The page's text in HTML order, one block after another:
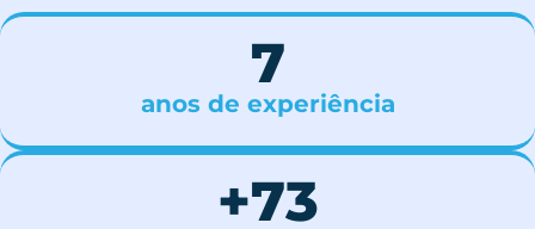
anos de experiência
7
+73